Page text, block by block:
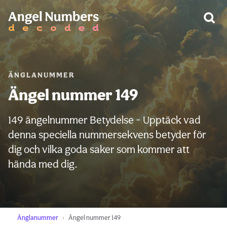
ÄNGLANUMMER
Ängel nummer 149
149 ängelnummer Betydelse - Upptäck vad
denna speciella nummersekvens betyder för
dig och vilka goda saker som kommer att
hända med dig.
Änglanummer Ängel nummer 149
VARNING: